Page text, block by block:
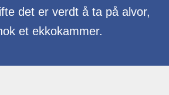
det er verdt å ta på alvor,
et ekkokammer.